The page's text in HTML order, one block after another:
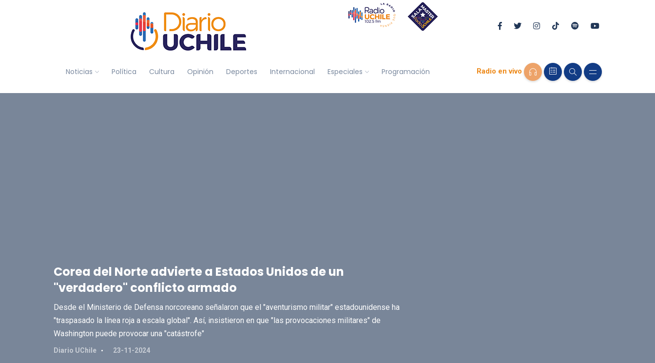
Noticias Política Cultura Opinión Deportes Internacional Especiales Programación Radio en vivo
Corea del Norte advierte a Estados Unidos de un
"verdadero" conflicto armado
Desde el Ministerio de Defensa norcoreano señalaron que el "aventurismo militar" estadounidense ha
"traspasado la línea roja a escala global". Así, insistieron en que "las provocaciones militares" de
Washington puede provocar una "catástrofe"
Diario UChile 23-11-2024